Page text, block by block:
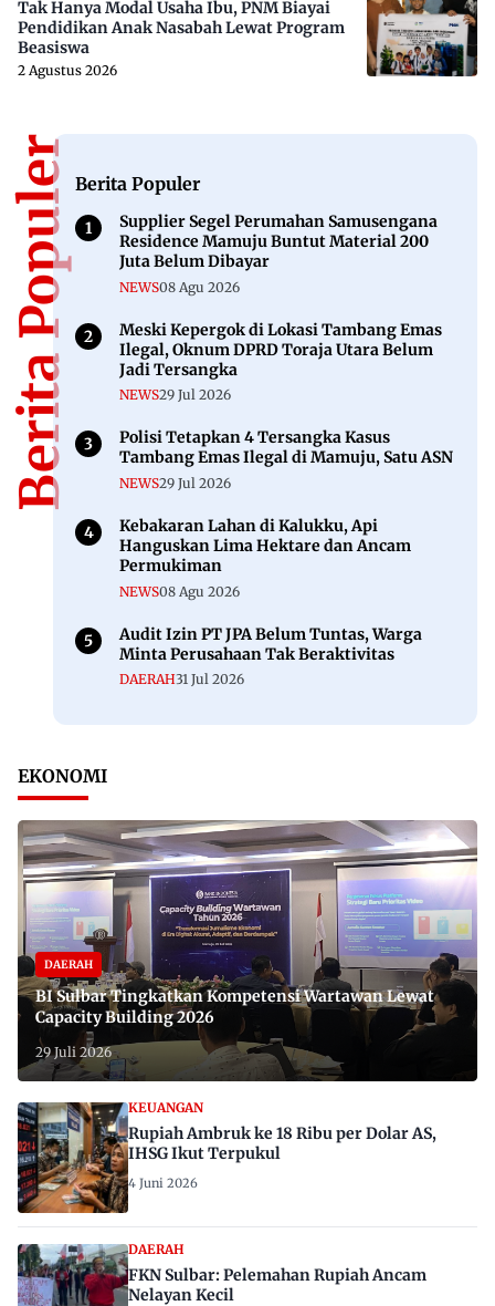
Tak Hanya Modal Usaha Ibu, PNM Biayai
Pendidikan Anak Nasabah Lewat Program
Beasiswa
2 Agustus 2026
Berita PopulerBerita Populer
Supplier Segel Perumahan Samusengana
Residence Mamuju Buntut Material 200
Juta Belum Dibayar
NEWS08 Agu 2026
Meski Kepergok di Lokasi Tambang Emas
Ilegal, Oknum DPRD Toraja Utara Belum
Jadi Tersangka
NEWS29 Jul 2026
Polisi Tetapkan 4 Tersangka Kasus
Tambang Emas Ilegal di Mamuju, Satu ASN
NEWS29 Jul 2026
Kebakaran Lahan di Kalukku, Api
Hanguskan Lima Hektare dan Ancam
Permukiman
NEWS08 Agu 2026
Audit Izin PT JPA Belum Tuntas, Warga
Minta Perusahaan Tak Beraktivitas
DAERAH31 Jul 2026
EKONOMI
DAERAH
BI Sulbar Tingkatkan Kompetensi Wartawan Lewat
Capacity Building 2026
29 Juli 2026
KEUANGAN
Rupiah Ambruk ke 18 Ribu per Dolar AS,
IHSG Ikut Terpukul
4 Juni 2026
DAERAH
FKN Sulbar: Pelemahan Rupiah Ancam
Nelayan Kecil